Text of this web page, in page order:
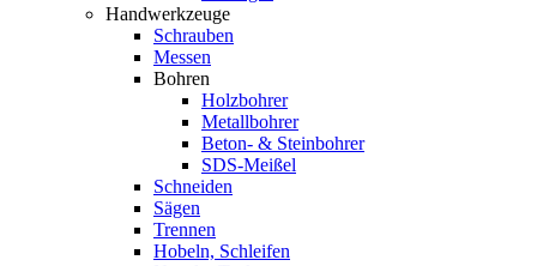
Handwerkzeuge
Schrauben
Messen
Bohren
Holzbohrer
Metallbohrer
Beton- & Steinbohrer
SDS-Meißel
Schneiden
Sägen
Trennen
Hobeln, Schleifen